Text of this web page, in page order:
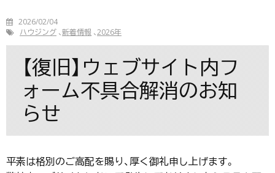
2026/02/04
ハウジング 新着情報 2026年
【復旧】ウェブサイト内フ
ォーム不具合解消のお知
らせ
平素は格別のご高配を賜り、厚く御礼申し上げます。